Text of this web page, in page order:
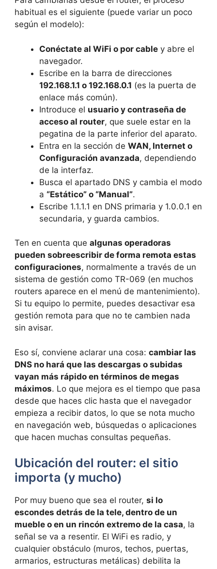
habitual es el siguiente (puede variar un poco
según el modelo):
Conéctate al WiFi o por cable y abre el
navegador.
Escribe en la barra de direcciones
192.168.1.1 o 192.168.0.1 (es la puerta de
enlace más común).
Introduce el usuario y contraseña de
acceso al router, que suele estar en la
pegatina de la parte inferior del aparato.
Entra en la sección de WAN, Internet o
Configuración avanzada, dependiendo
de la interfaz.
Busca el apartado DNS y cambia el modo
a “Estático” o “Manual”.
Escribe 1.1.1.1 en DNS primaria y 1.0.0.1 en
secundaria, y guarda cambios.
Ten en cuenta que algunas operadoras
pueden sobreescribir de forma remota estas
configuraciones, normalmente a través de un
sistema de gestión como TR-069 (en muchos
routers aparece en el menú de mantenimiento).
Si tu equipo lo permite, puedes desactivar esa
gestión remota para que no te cambien nada
sin avisar.
Eso sí, conviene aclarar una cosa: cambiar las
DNS no hará que las descargas o subidas
vayan más rápido en términos de megas
máximos. Lo que mejora es el tiempo que pasa
desde que haces clic hasta que el navegador
empieza a recibir datos, lo que se nota mucho
en navegación web, búsquedas o aplicaciones
que hacen muchas consultas pequeñas.
Ubicación del router: el sitio
importa (y mucho)
Por muy bueno que sea el router, si lo
escondes detrás de la tele, dentro de un
mueble o en un rincón extremo de la casa, la
señal se va a resentir. El WiFi es radio, y
cualquier obstáculo (muros, techos, puertas,
armarios, estructuras metálicas) debilita la